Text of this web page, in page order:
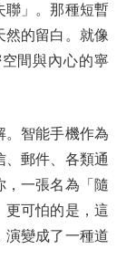
聯」。那種短暫
然的留白。就像
間與內心的寧
智能手機作為
、郵件、各類通
，一張名為「隨
更可怕的是，這
演變成了一種道